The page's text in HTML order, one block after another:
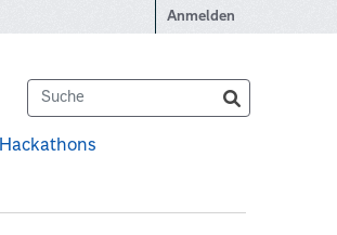
Anmelden
Hackathons